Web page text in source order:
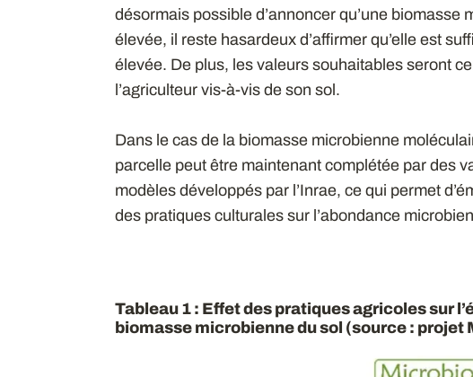
désormais possible d’annoncer qu’une biomasse
élevée, il reste hasardeux d’affirmer qu’elle est
élevée. De plus, les valeurs souhaitables seront
l’agriculteur vis-à-vis de son sol.
Dans le cas de la biomasse microbienne
parcelle peut être maintenant complétée par des
modèles développés par l’Inrae, ce qui permet
des pratiques culturales sur l’abondance
Tableau 1 : Effet des pratiques agricoles sur
biomasse microbienne du sol (source : projet